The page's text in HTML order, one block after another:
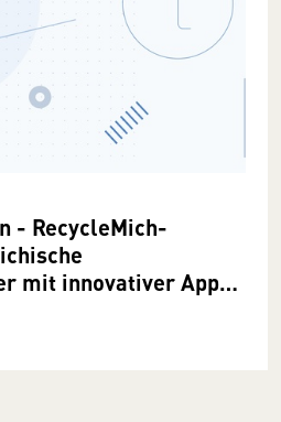
- RecycleMich-
mit innovativer App-